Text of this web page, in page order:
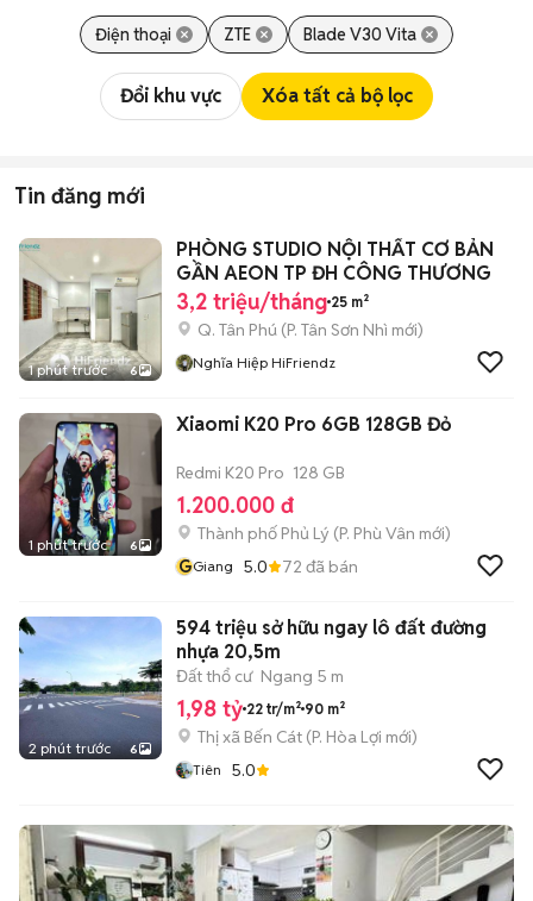
Điện thoại ZTE Blade V30 Vita
Đổi khu vực Xóa tất cả bộ lọc
Tin đăng mới
1 phút trước 6
PHÒNG STUDIO NỘI THẤT CƠ BẢN
GẦN AEON TP ĐH CÔNG THƯƠNG
3,2 triệu/tháng 25 m²
Q. Tân Phú (P. Tân Sơn Nhì mới)
Nghĩa Hiệp HiFriendz
1 phút trước 6
Xiaomi K20 Pro 6GB 128GB Đỏ
Redmi K20 Pro 128 GB
1.200.000 đ
Thành phố Phủ Lý (P. Phù Vân mới)
GGiang 5.0 72 đã bán
2 phút trước 6
594 triệu sở hữu ngay lô đất đường
nhựa 20,5m
Đất thổ cư Ngang 5 m
1,98 tỷ 22 tr/m² 90 m²
Thị xã Bến Cát (P. Hòa Lợi mới)
Tiên 5.0